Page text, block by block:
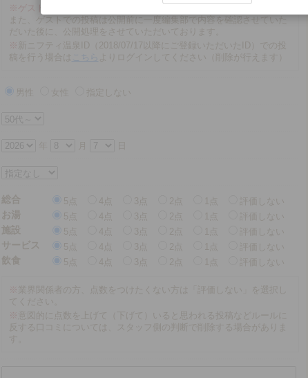
※ゲストでの投稿は、再編集や削除ができませんので注意ください。
また、ゲストでの投稿は公開前に一度編集部で内容を確認させていた
だいた後に、公開処理をさせていただいております。
※ 新ニフティ温泉ID（2018/07/17以降にご登録いただいたID）での投
稿を行う場合は
こちら よりログインしてください（削除が行えます）
男性 女性 指定しない
年
総合 5点 3点 2点 1点
評価しない
お湯
5点 3点 2点 1点
評価しない
施設
5点 3点 2点 1点
評価しない
サービス
5点 3点 2点 1点
評価しない
飲食
5点 3点 2点 1点 評価しない
※ 業界関係者の方、点数をつけたくない方は「評価しない」を選択し
てください。
※ 意図的に点数を上げて（下げて）いると思われる投稿などルールに
反する口コミについては、スタッフ側の判断で削除する場合がありま